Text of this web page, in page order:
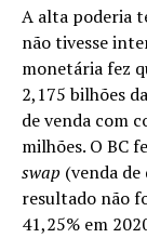
A alta poderia
não tivesse
monetária fez
2,175 bilhões
de venda com
milhões. O BC
swap (venda
resultado não
41,25% em